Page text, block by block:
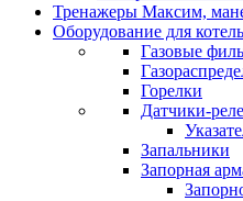
Тренажеры Максим,
Оборудование для
Газовые
Горелки
Датчики-реле
Запальники
Запорная